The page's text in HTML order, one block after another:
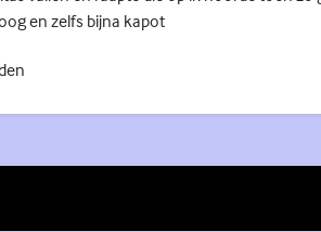
en zelfs bijna kapot